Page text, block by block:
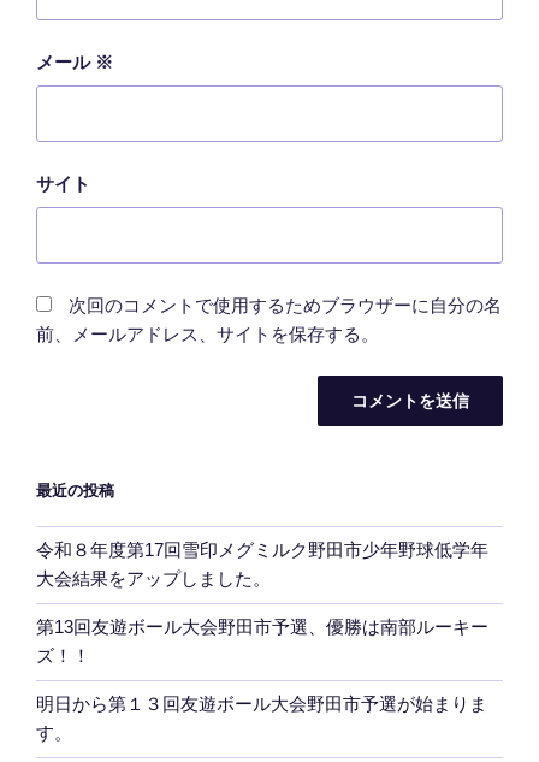
メール ※
サイト
次回のコメントで使用するためブラウザーに自分の名
前、メールアドレス、サイトを保存する。
最近の投稿
令和８年度第17回雪印メグミルク野田市少年野球低学年
大会結果をアップしました。
第13回友遊ボール大会野田市予選、優勝は南部ルーキー
ズ！！
明日から第１３回友遊ボール大会野田市予選が始まりま
す。